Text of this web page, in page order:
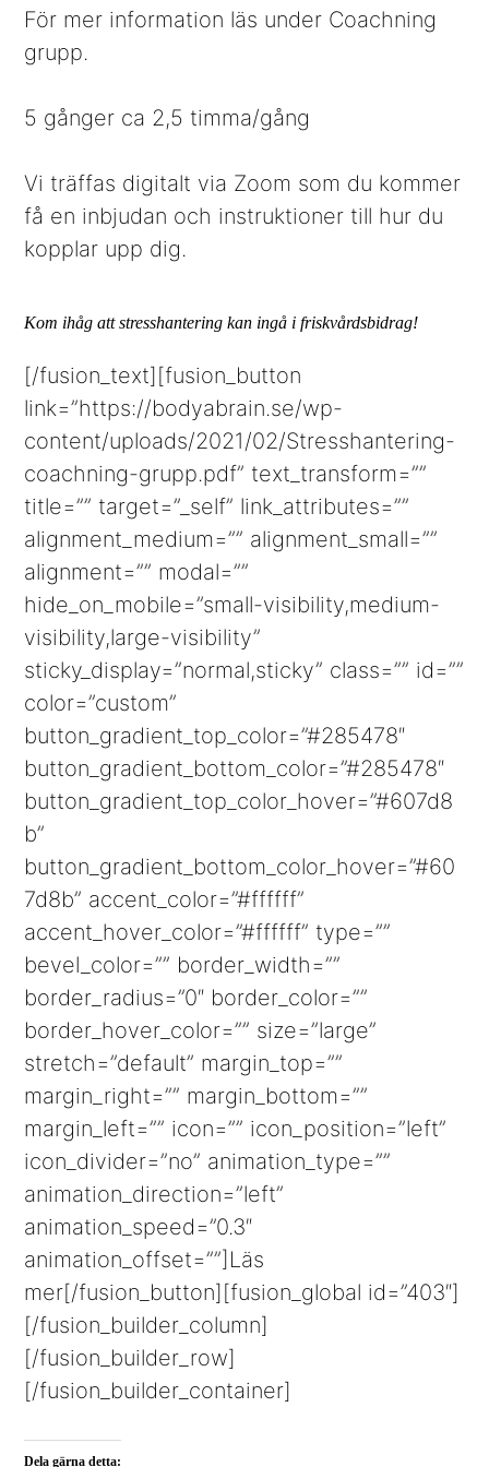
För mer information läs under Coachning
grupp.
5 gånger ca 2,5 timma/gång
Vi träffas digitalt via Zoom som du kommer
få en inbjudan och instruktioner till hur du
kopplar upp dig.
Kom ihåg att stresshantering kan ingå i friskvårdsbidrag!
[/fusion_text][fusion_button
link=”https://bodyabrain.se/wp-
content/uploads/2021/02/Stresshantering-
coachning-grupp.pdf” text_transform=””
title=”” target=”_self” link_attributes=””
alignment_medium=”” alignment_small=””
alignment=”” modal=””
hide_on_mobile=”small-visibility,medium-
visibility,large-visibility”
sticky_display=”normal,sticky” class=”” id=””
color=”custom”
button_gradient_top_color=”#285478″
button_gradient_bottom_color=”#285478″
button_gradient_top_color_hover=”#607d8
b”
button_gradient_bottom_color_hover=”#60
7d8b” accent_color=”#ffffff”
accent_hover_color=”#ffffff” type=””
bevel_color=”” border_width=””
border_radius=”0″ border_color=””
border_hover_color=”” size=”large”
stretch=”default” margin_top=””
margin_right=”” margin_bottom=””
margin_left=”” icon=”” icon_position=”left”
icon_divider=”no” animation_type=””
animation_direction=”left”
animation_speed=”0.3″
animation_offset=””]Läs
mer[/fusion_button][fusion_global id=”403″]
[/fusion_builder_column]
[/fusion_builder_row]
[/fusion_builder_container]
Dela gärna detta: